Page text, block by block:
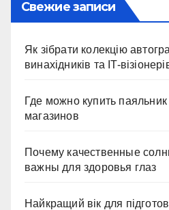
Свежие записи
Як зібрати колекцію
винахідників та IT-
Где можно купить
магазинов
Почему качественные
важны для здоровья глаз
Найкращий вік для